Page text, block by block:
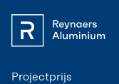
Projectprijs